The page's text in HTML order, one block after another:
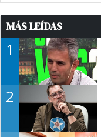
MÁS LEÍDAS
1
2